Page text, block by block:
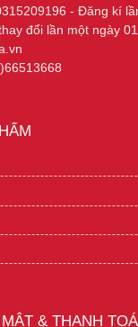
- Đăng kí
đổi lần một ngày
& THANH